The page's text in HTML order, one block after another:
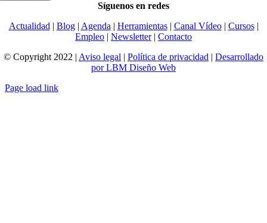
Síguenos en redes
Actualidad | Blog| Agenda | Herramientas| Canal Vídeo| Cursos|
Empleo | Newsletter| Contacto
© Copyright 2022 | Aviso legal | Política de privacidad | Desarrollado
por LBM Diseño Web
Page load link